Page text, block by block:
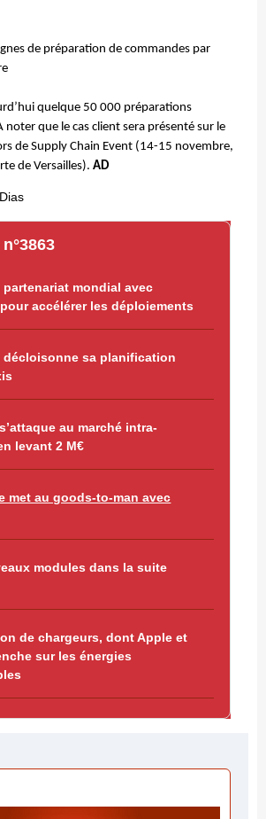
partenariat mondial avec
accélérer les déploiements
décloisonne sa planification
au marché intra-
levant 2 M€
met au goods-to-man avec
modules dans la suite
de chargeurs, dont Apple et
sur les énergies
de préparation de commandes par
quelque 50 000 préparations
noter que le cas client sera présenté sur le
de Supply Chain Event (14-15 novembre,
de Versailles). AD